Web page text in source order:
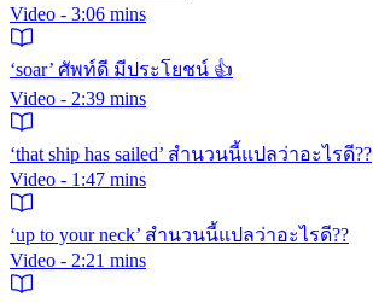
Video - 3:06 mins
‘soar’ ศัพท์ดี มีประโยชน์ 👍
Video - 2:39 mins
‘that ship has sailed’ สำนวนนี้แปลว่าอะไรดี??
Video - 1:47 mins
‘up to your neck’ สำนวนนี้แปลว่าอะไรดี??
Video - 2:21 mins